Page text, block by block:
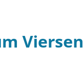
Viersen